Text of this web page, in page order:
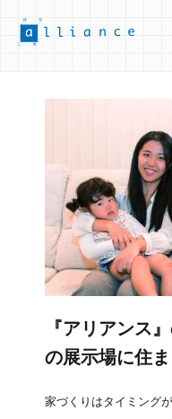
『アリアンス
の展示場に住
家づくりはタイミング